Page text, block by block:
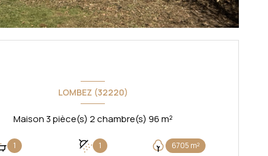
LOMBEZ (32220)
Maison 3 pièce(s) 2 chambre(s) 96 m²
1 1 6705 m²